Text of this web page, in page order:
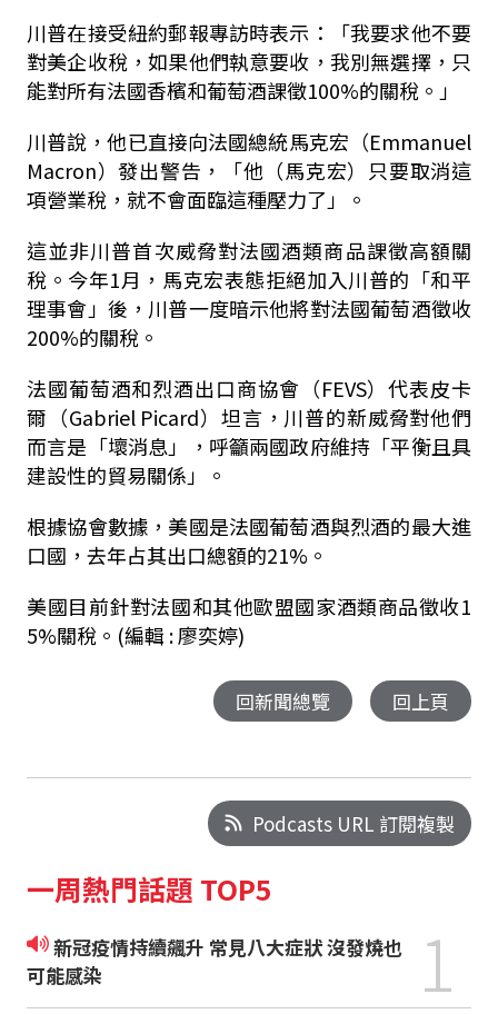
川普在接受紐約郵報專訪時表示：「我要求他不要
對美企收稅，如果他們執意要收，我別無選擇，只
能對所有法國香檳和葡萄酒課徵100%的關稅。」
川普說，他已直接向法國總統馬克宏（Emmanuel
Macron）發出警告，「他（馬克宏）只要取消這
項營業稅，就不會面臨這種壓力了」。
這並非川普首次威脅對法國酒類商品課徵高額關
稅。今年1月，馬克宏表態拒絕加入川普的「和平
理事會」後，川普一度暗示他將對法國葡萄酒徵收
200%的關稅。
法國葡萄酒和烈酒出口商協會（FEVS）代表皮卡
爾（Gabriel Picard）坦言，川普的新威脅對他們
而言是「壞消息」，呼籲兩國政府維持「平衡且具
建設性的貿易關係」。
根據協會數據，美國是法國葡萄酒與烈酒的最大進
口國，去年占其出口總額的21%。
美國目前針對法國和其他歐盟國家酒類商品徵收1
5%關稅。 (編輯 : 廖奕婷)
回新聞總覽 回上頁
Podcasts URL 訂閱複製
一周熱門話題 TOP5
新冠疫情持續飆升 常見八大症狀 沒發燒也
可能感染
1